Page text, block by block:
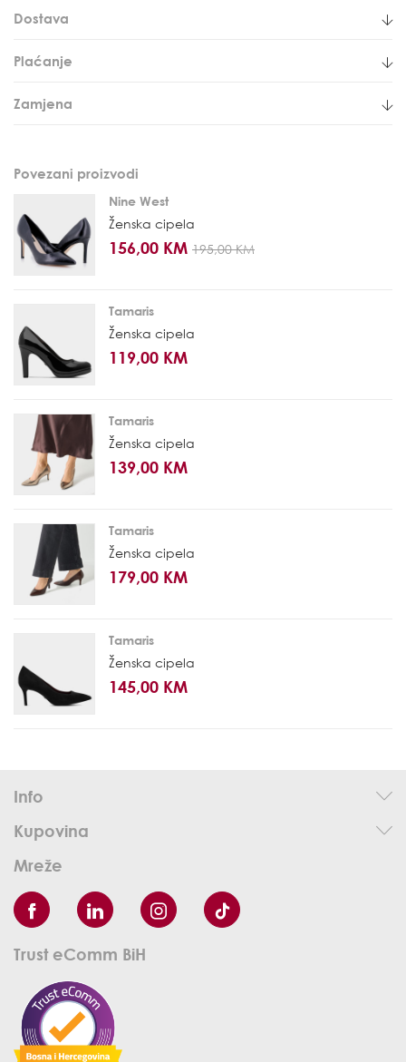
Dostava
Plaćanje
Zamjena
Povezani proizvodi
Nine West
Ženska cipela
156,00 KM 195,00 KM
Tamaris
Ženska cipela
119,00 KM
Tamaris
Ženska cipela
139,00 KM
Tamaris
Ženska cipela
179,00 KM
Tamaris
Ženska cipela
145,00 KM
Info
Kupovina
Mreže
Trust eComm BiH